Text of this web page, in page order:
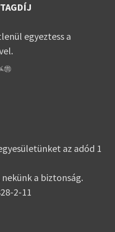
TAGDÍJ
egyeztess a
az adód 1
a biztonság.
2-11